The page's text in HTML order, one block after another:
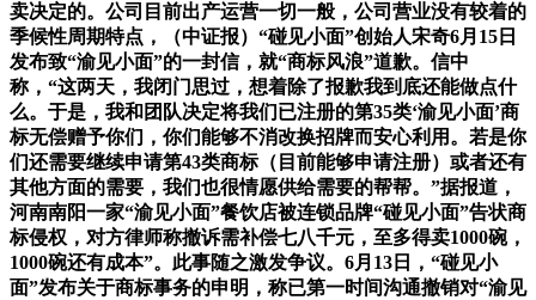
卖决定的。公司目前出产运营一切一般，公司营业没有较着的
季候性周期特点，（中证报）“碰见小面”创始人宋奇6月15日
发布致“渝见小面”的一封信，就“商标风浪”道歉。信中
称，“这两天，我闭门思过，想着除了报歉我到底还能做点什
么。于是，我和团队决定将我们已注册的第35类‘渝见小面’商
标无偿赠予你们，你们能够不消改换招牌而安心利用。若是你
们还需要继续申请第43类商标（目前能够申请注册）或者还有
其他方面的需要，我们也很情愿供给需要的帮帮。”据报道，
河南南阳一家“渝见小面”餐饮店被连锁品牌“碰见小面”告状商
标侵权，对方律师称撤诉需补偿七八千元，至多得卖1000碗，
1000碗还有成本”。此事随之激发争议。6月13日，“碰见小
面”发布关于商标事务的申明，称已第一时间沟通撤销对“渝见